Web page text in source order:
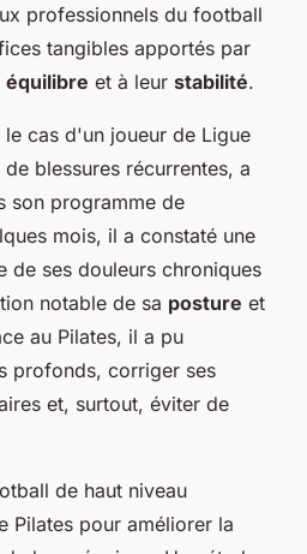
professionnels du football
tangibles apportés par
équilibre et à leur stabilité.
cas d'un joueur de Ligue
blessures récurrentes, a
son programme de
mois, il a constaté une
de ses douleurs chroniques
notable de sa posture et
au Pilates, il a pu
profonds, corriger ses
et, surtout, éviter de
de haut niveau
Pilates pour améliorer la